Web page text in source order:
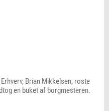
Brian Mikkelsen, roste
en buket af borgmesteren.